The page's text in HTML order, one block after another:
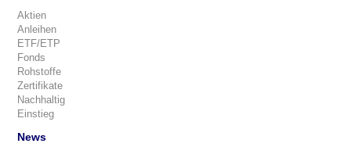
Aktien
Anleihen
ETF/ETP
Fonds
Rohstoffe
Zertifikate
Nachhaltig
Einstieg
News